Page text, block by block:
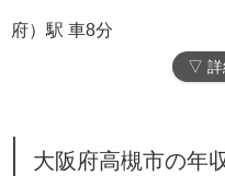
府）駅 車8分
▽ 詳
大阪府高槻市の年